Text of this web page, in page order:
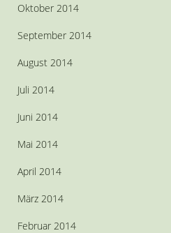
Oktober 2014
September 2014
August 2014
Juli 2014
Juni 2014
Mai 2014
April 2014
März 2014
Februar 2014